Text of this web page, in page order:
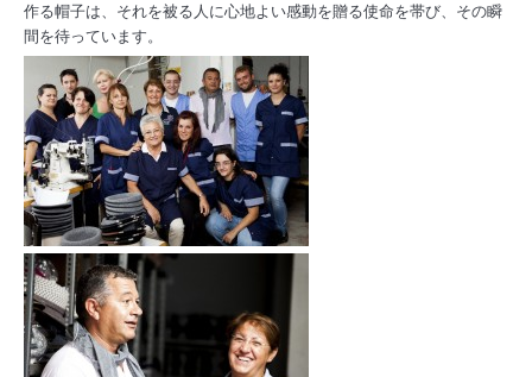
作る帽子は、それを被る人に心地よい感動を贈る使命を帯び、その瞬
間を待っています。